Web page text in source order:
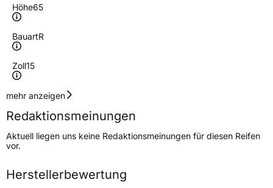
Höhe65
BauartR
Zoll15
Geschwindigkeitsindex
Lastindex 96
Generelle Merkmale
mehr anzeigen
Redaktionsmeinungen
Aktuell liegen uns keine Redaktionsmeinungen für diesen Reifen
vor.
Herstellerbewertung